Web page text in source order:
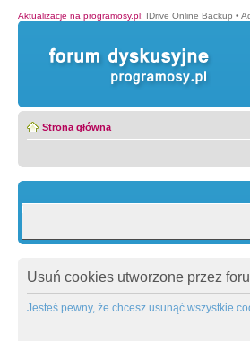
Aktualizacje na programosy.pl: IDrive Online Backup •
Strona główna
Usuń cookies utworzone przez
Jesteś pewny, że chcesz usunąć wszystkie